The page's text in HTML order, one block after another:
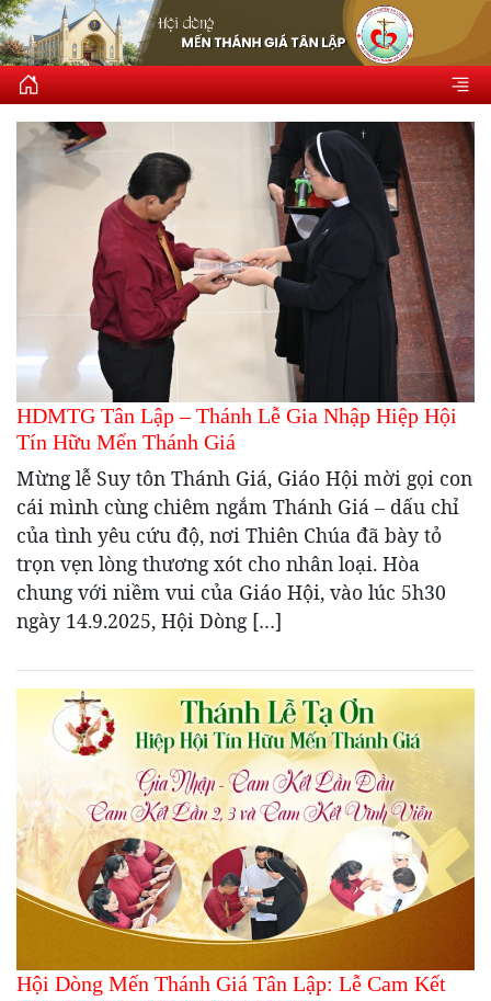
HDMTG Tân Lập – Thánh Lễ Gia Nhập Hiệp Hội
Tín Hữu Mến Thánh Giá
Mừng lễ Suy tôn Thánh Giá, Giáo Hội mời gọi con
cái mình cùng chiêm ngắm Thánh Giá – dấu chỉ
của tình yêu cứu độ, nơi Thiên Chúa đã bày tỏ
trọn vẹn lòng thương xót cho nhân loại. Hòa
chung với niềm vui của Giáo Hội, vào lúc 5h30
ngày 14.9.2025, Hội Dòng […]
Hội Dòng Mến Thánh Giá Tân Lập: Lễ Cam Kết